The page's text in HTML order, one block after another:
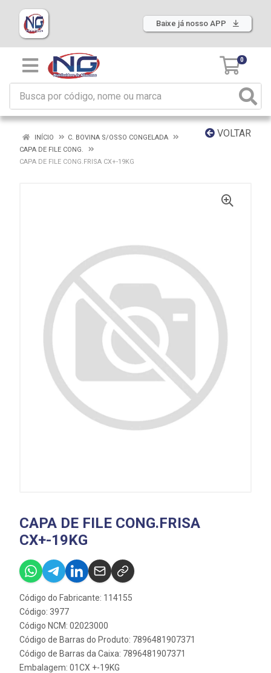
Baixe já nosso APP
0
VOLTAR
INÍCIO
C. BOVINA S/OSSO CONGELADA
CAPA DE FILE CONG.
CAPA DE FILE CONG.FRISA CX+-19KG
CAPA DE FILE CONG.FRISA
CX+-19KG
Código do Fabricante: 114155
Código: 3977
Código NCM: 02023000
Código de Barras do Produto: 7896481907371
Código de Barras da Caixa: 7896481907371
Embalagem: 01CX +-19KG